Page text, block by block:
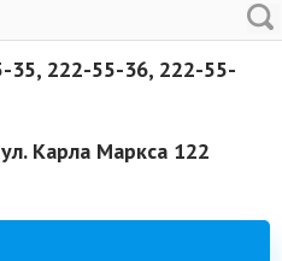
35, 222-55-36, 222-55-
Карла Маркса 122